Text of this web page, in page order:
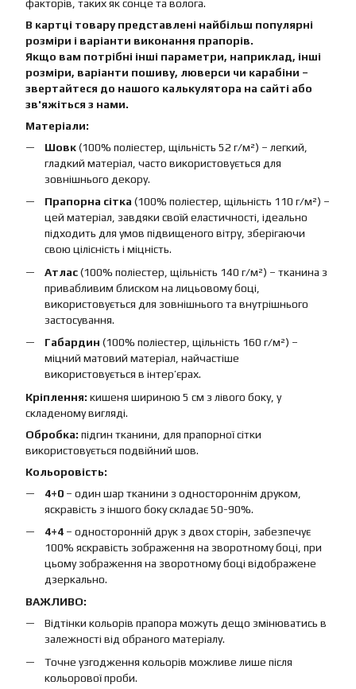
факторів, таких як сонце та волога.
В картці товару представлені найбільш популярні
розміри і варіанти виконання прапорів.
Якщо вам потрібні інші параметри, наприклад, інші
розміри, варіанти пошиву, люверси чи карабіни –
звертайтеся до нашого калькулятора на сайті або
зв'яжіться з нами.
Матеріали:
Шовк(100% поліестер, щільність 52 г/м²) – легкий,
гладкий матеріал, часто використовується для
зовнішнього декору.
Прапорна сітка (100% поліестер, щільність 110 г/м²) –
цей матеріал, завдяки своїй еластичності, ідеально
підходить для умов підвищеного вітру, зберігаючи
свою цілісність і міцність.
Атлас(100% поліестер, щільність 140 г/м²) – тканина з
привабливим блиском на лицьовому боці,
використовується для зовнішнього та внутрішнього
застосування.
Габардин (100% поліестер, щільність 160 г/м²) –
міцний матовий матеріал, найчастіше
використовується в інтер’єрах.
Кріплення: кишеня шириною 5 см з лівого боку, у
складеному вигляді.
Обробка: підгин тканини, для прапорної сітки
використовується подвійний шов.
Кольоровість:
4+0 – один шар тканини з одностороннім друком,
яскравість з іншого боку складає 50-90%.
4+4 – односторонній друк з двох сторін, забезпечує
100% яскравість зображення на зворотному боці, при
цьому зображення на зворотному боці відображене
дзеркально.
ВАЖЛИВО:
Відтінки кольорів прапора можуть дещо змінюватись в
залежності від обраного матеріалу.
Точне узгодження кольорів можливе лише після
кольорової проби.